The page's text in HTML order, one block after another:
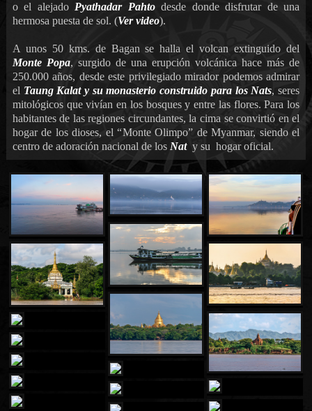
o el alejado Pyathadar Pahtodesde donde disfrutar de una
hermosa puesta de sol. (Ver video).
A unos 50 kms. de Bagan se halla el volcan extinguido del
Monte Popa, surgido de una erupción volcánica hace más de
250.000 años, desde este privilegiado mirador podemos admirar
el Taung Kalat y su monasterio construido para los Nats, seres
mitológicos que vivían en los bosques y entre las flores. Para los
habitantes de las regiones circundantes, la cima se convirtió en el
hogar de los dioses, el “Monte Olimpo” de Myanmar, siendo el
centro de adoración nacional de los Naty su hogar oficial.